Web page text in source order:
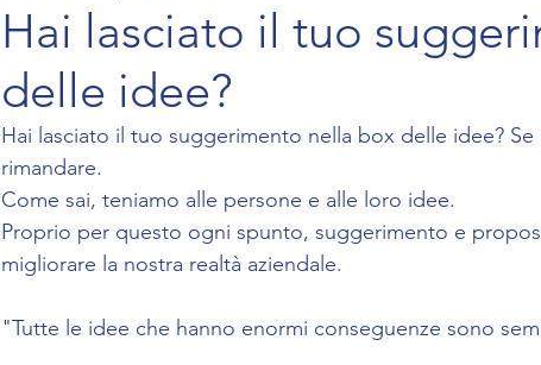
Hai lasciato il tuo
delle idee?
Hai lasciato il tuo suggerimento nella box delle idee?
rimandare.
Come sai, teniamo alle persone e alle loro idee.
Proprio per questo ogni spunto, suggerimento e
migliorare la nostra realtà aziendale.
"Tutte le idee che hanno enormi conseguenze sono